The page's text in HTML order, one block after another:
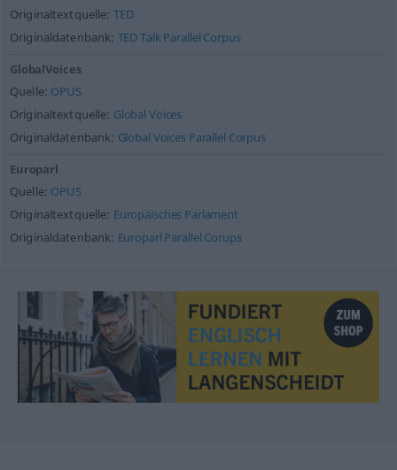
Originaltextquelle: TED
Originaldatenbank: TED Talk Parallel Corpus
GlobalVoices
Quelle: OPUS
Originaltextquelle: Global Voices
Originaldatenbank: Global Voices Parallel Corpus
Europarl
Quelle: OPUS
Originaltextquelle: Europäisches Parlament
Originaldatenbank: Europarl Parallel Corups